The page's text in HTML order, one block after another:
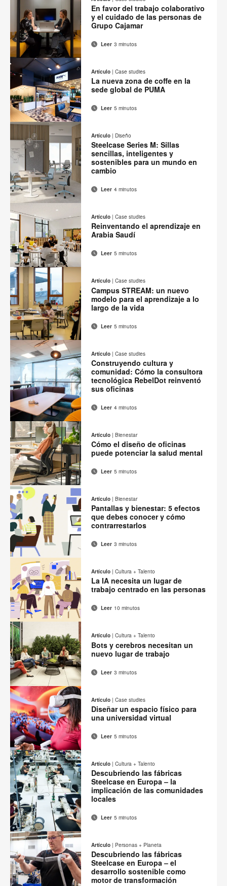
Facebook
TwitterPinterest
Linked-
in
página
Compartir
en
Facebook
Compartir
en
Twitter
Compartir
en
Pinterest
Compartir
en
Linked-
in
Correo
electrónico
Imprimir
esta
página
En favor del trabajo colaborativo
y el cuidado de las personas de
Grupo Cajamar
Leer 3 minutos
Compartir
Facebook
Compartir
Twitter
Compartir
en
Pinterest
Compartir
Linked-
Correo
electrónico
Imprimir
esta
página
Artículo | Case studies
La nueva zona de coffe en la
sede global de PUMA
Leer 5 minutos
Compartir
en
Facebook
Compartir
en
Twitter
Compartir
Pinterest
Compartir
Linked-
in
Correo
electrónico
Imprimir
esta
página
Artículo | Diseño
Steelcase Series M: Sillas
sencillas, inteligentes y
sostenibles para un mundo en
cambio
Leer 4 minutos
Compartir
en
Facebook
Compartir
en
Twitter
Compartir
en
Pinterest
Compartir
en
Linked-
in
Correo
electrónico
Imprimir
esta
página
Artículo | Case studies
Reinventando el aprendizaje en
Arabia Saudí
Leer 5 minutos
Compartir
en
Facebook
Compartir
en
Twitter
Compartir
en
Pinterest
Compartir
en
Linked-
Correo
electrónico
Imprimir
esta
página
Artículo | Case studies
Campus STREAM: un nuevo
modelo para el aprendizaje a lo
largo de la vida
Leer 5 minutos
Compartir
en
Facebook
Compartir
en
Twitter
Compartir
en
Pinterest
Compartir
en
Linked-
in
Correo
electrónico
Imprimir
esta
página
Artículo | Case studies
Construyendo cultura y
comunidad: Cómo la consultora
tecnológica RebelDot reinventó
sus oficinas
Leer 4 minutos
Compartir
en
Facebook
Compartir
en
Twitter
Compartir
en
Pinterest
Compartir
en
Linked-
in
Correo
electrónico
Imprimir
esta
página
Artículo | Bienestar
Cómo el diseño de oficinas
puede potenciar la salud mental
Leer 5 minutos
Compartir
Facebook
Compartir
en
Twitter
Compartir
en
Pinterest
Compartir
en
Linked-
in
Correo
electrónico
Imprimir
esta
página
Artículo | Bienestar
Pantallas y bienestar: 5 efectos
que debes conocer y cómo
contrarrestarlos
Leer 3 minutos
Compartir
en
Facebook
Compartir
en
Twitter
Compartir
Pinterest
Compartir
Linked-
in
Correo
electrónico
Imprimir
esta
página
Artículo | Cultura + Talento
La IA necesita un lugar de
trabajo centrado en las personas
Leer 10 minutos
Compartir
en
Facebook
Compartir
en
Twitter
Compartir
en
Pinterest
Compartir
en
Linked-
in
Correo
electrónico
Imprimir
esta
página
Artículo | Cultura + Talento
Bots y cerebros necesitan un
nuevo lugar de trabajo
Leer 3 minutos
Compartir
en
Facebook
Compartir
en
Twitter
Compartir
en
Pinterest
Compartir
en
Linked-
in
Correo
electrónico
Imprimir
esta
página
Artículo | Case studies
Diseñar un espacio físico para
una universidad virtual
Leer 5 minutos
Compartir
en
Facebook
Compartir
en
Twitter
Compartir
en
Pinterest
Compartir
en
Linked-
in
Correo
electrónico
Imprimir
esta
página
Artículo | Cultura + Talento
Descubriendo las fábricas
Steelcase en Europa – la
implicación de las comunidades
locales
Leer 5 minutos
Artículo | Personas + Planeta
Descubriendo las fábricas
Steelcase en Europa – el
desarrollo sostenible como
motor de transformación